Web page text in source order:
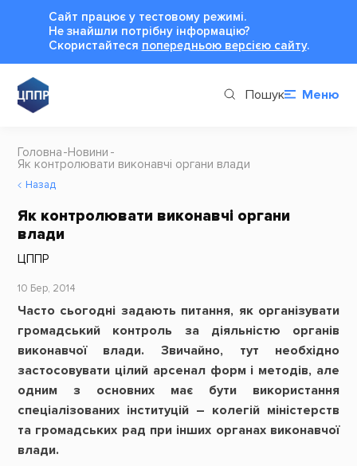
Сайт працює у тестовому режимі.
Не знайшли потрібну інформацію?
Cкористайтеся попередньою версією сайту.
Пошук Меню
Головна Новини
Як контролювати виконавчі органи влади
Назад
Як контролювати виконавчі органи
влади
ЦППР
10 Бер, 2014
Часто сьогодні задають питання, як організувати
громадський контроль за діяльністю органів
виконавчої влади. Звичайно, тут необхідно
застосовувати цілий арсенал форм і методів, але
одним з основних має бути використання
спеціалізованих інституцій – колегій міністерств
та громадських рад при інших органах виконавчої
влади.